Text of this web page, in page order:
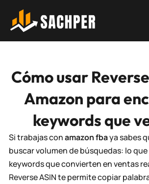
contenido
Cómo usar
Amazon para
keywords que
Si trabajas conamazon fbaya sabes
buscar volumen de búsquedas: lo
keywords que convierten en ventas
Reverse ASINte permite copiar